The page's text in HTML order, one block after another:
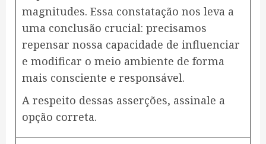
magnitudes. Essa constatação nos leva a
uma conclusão crucial: precisamos
repensar nossa capacidade de influenciar
e modificar o meio ambiente de forma
mais consciente e responsável.
A respeito dessas asserções, assinale a
opção correta.